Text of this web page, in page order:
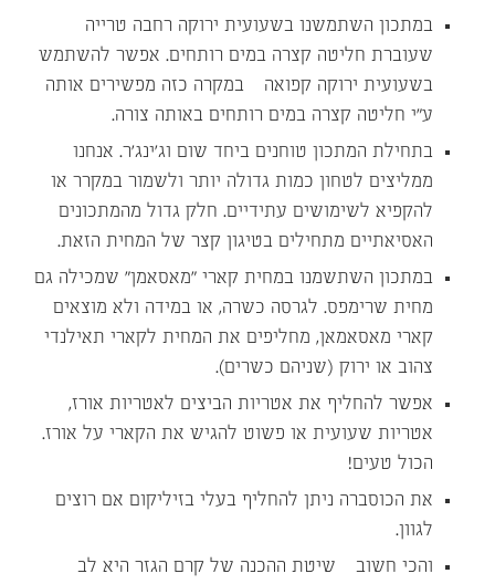
במתכון השתמשנו בשעועית ירוקה רחבה טרייה
שעוברת חליטה קצרה במים רותחים. אפשר להשתמש
בשעועית ירוקה קפואה – במקרה כזה מפשירים אותה
ע”י חליטה קצרה במים רותחים באותה צורה.
בתחילת המתכון טוחנים ביחד שום וג’ינג’ר. אנחנו
ממליצים לטחון כמות גדולה יותר ולשמור במקרר או
להקפיא לשימושים עתידיים. חלק גדול מהמתכונים
האסיאתיים מתחילים בטיגון קצר של המחית הזאת.
במתכון השתשמנו במחית קארי “מאסאמן” שמכילה גם
מחית שרימפס. לגרסה כשרה, או במידה ולא מוצאים
קארי מאסאמאן, מחליפים את המחית לקארי תאילנדי
צהוב או ירוק (שניהם כשרים).
אפשר להחליף את אטריות הביצים לאטריות אורז,
אטריות שעועית או פשוט להגיש את הקארי על אורז.
הכול טעים!
את הכוסברה ניתן להחליף בעלי בזיליקום אם רוצים
לגוון.
והכי חשוב – שיטת ההכנה של קרם הגזר היא לב